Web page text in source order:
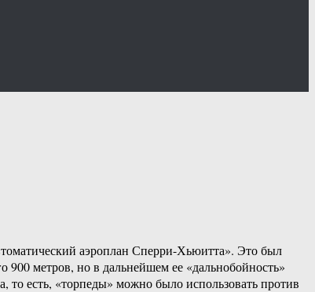
аэроплан Сперри-Хьюитта». Это был
метров, но в дальнейшем ее «дальнобойность»
то есть, «торпеды» можно было использовать против